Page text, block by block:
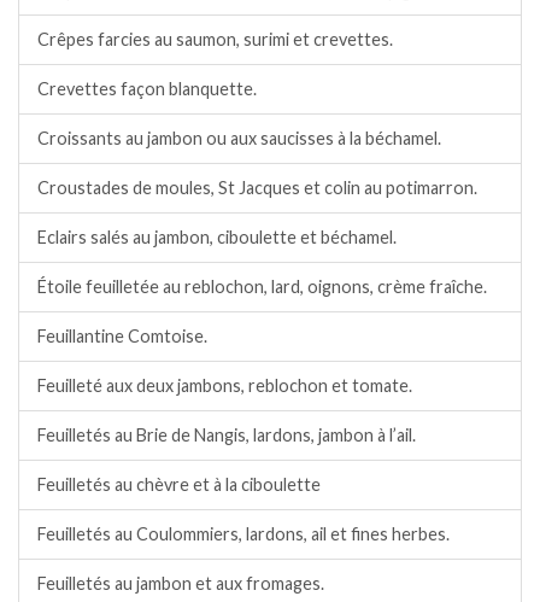
Crêpes farcies au saumon, surimi et crevettes.
Crevettes façon blanquette.
Croissants au jambon ou aux saucisses à la béchamel.
Croustades de moules, St Jacques et colin au potimarron.
Eclairs salés au jambon, ciboulette et béchamel.
Étoile feuilletée au reblochon, lard, oignons, crème fraîche.
Feuillantine Comtoise.
Feuilleté aux deux jambons, reblochon et tomate.
Feuilletés au Brie de Nangis, lardons, jambon à l’ail.
Feuilletés au chèvre et à la ciboulette
Feuilletés au Coulommiers, lardons, ail et fines herbes.
Feuilletés au jambon et aux fromages.